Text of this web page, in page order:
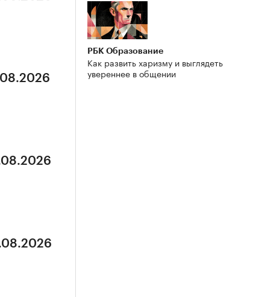
РБК Образование
Как развить харизму и выглядеть
увереннее в общении